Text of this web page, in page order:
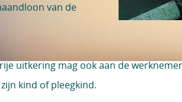
van de
uitkering mag ook aan de
kind of pleegkind.